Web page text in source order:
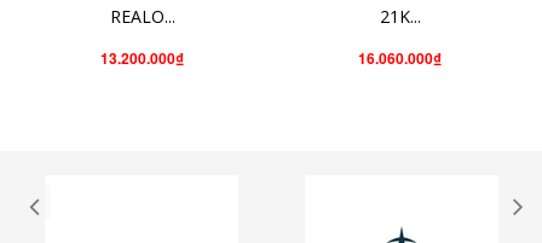
REALO...
13.200.000₫
21K...
16.060.000₫